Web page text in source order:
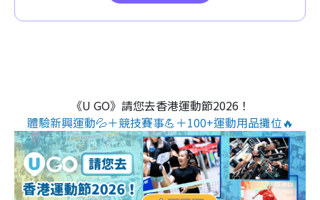
《U GO》請您去香港運動節2026！
體驗新興運動💦＋競技賽事💪＋100+運動用品攤位🔥